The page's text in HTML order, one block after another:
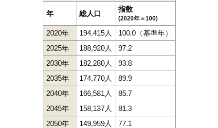
年 総人口
指数
(2020年＝100)
2020年 194,415人
100.0（基準年）
2025年
188,920人
97.2
2030年
182,280人
93.8
2035年
174,770人
89.9
2040年
166,581人
85.7
2045年
158,137人
81.3
2050年
149,959人 77.1